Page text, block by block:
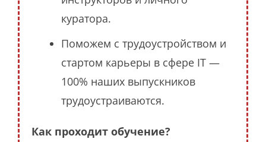
куратора.
Поможем с трудоустройством и
стартом карьеры в сфере IT —
100% наших выпускников
трудоустраиваются.
Как проходит обучение?